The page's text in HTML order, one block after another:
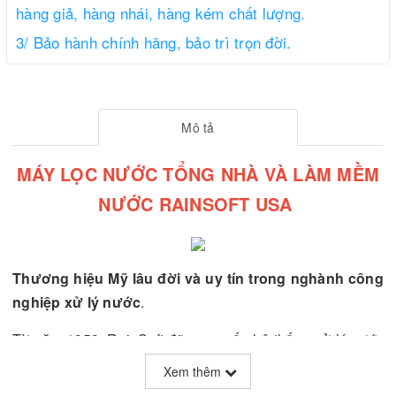
hàng giả, hàng nhái, hàng kém chất lượng.
3/ Bảo hành chính hãng, bảo trì trọn đời.
Mô tả
MÁY LỌC NƯỚC TỔNG NHÀ VÀ LÀM MỀM
NƯỚC RAINSOFT USA
Thương hiệu Mỹ lâu đời và uy tín trong nghành công
nghiệp xử lý nước.
Từ năm 1953, RainSoft đã cung cấp hệ thống xử lý nước
chất lượng cao cho các gia đình và doanh nghiệp trong
nước và trên toàn thế giới. Các thiết bị tối tân của chúng
Xem thêm